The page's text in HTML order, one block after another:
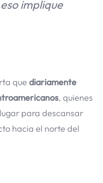
implique
que diariamente
, quienes
para descansar
hacia el norte del